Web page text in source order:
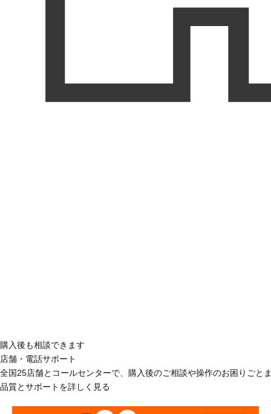
購入後も相談できます
店舗・電話サポート
全国25店舗とコールセンターで、購入後のご相談や操作のお困りごと
品質とサポートを詳しく見る